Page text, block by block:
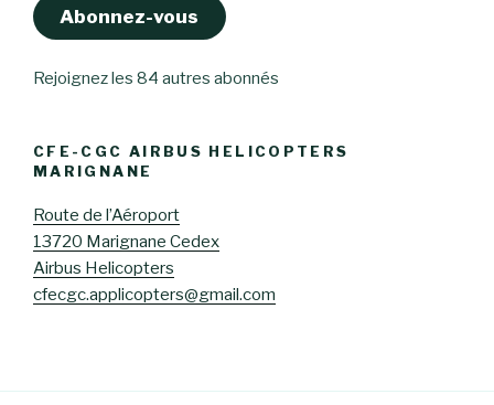
Abonnez-vous
Rejoignez les 84 autres abonnés
CFE-CGC AIRBUS HELICOPTERS
MARIGNANE
Route de l’Aéroport
13720 Marignane Cedex
Airbus Helicopters
cfecgc.applicopters@gmail.com